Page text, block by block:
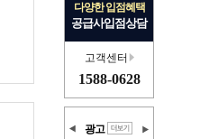
다양한 입점혜택
공급사입점상담
고객센터
1588-0628
광고